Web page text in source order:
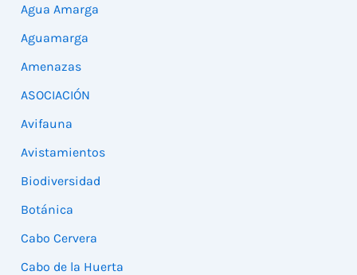
Agua Amarga
Aguamarga
Amenazas
ASOCIACIÓN
Avifauna
Avistamientos
Biodiversidad
Botánica
Cabo Cervera
Cabo de la Huerta